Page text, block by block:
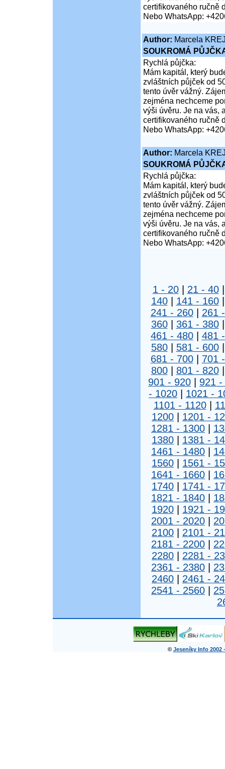
certifikovaného ručně
Nebo WhatsApp:
Author: Marcela
SOUKROMÁ
Rychlá půjčka:
Mám kapitál, který
zvláštních půjček od
tento úvěr vážný.
zejména nechceme
výši úvěru. Je na vás,
certifikovaného ručně
Nebo WhatsApp:
Author: Marcela
SOUKROMÁ
Rychlá půjčka:
Mám kapitál, který
zvláštních půjček od
tento úvěr vážný.
zejména nechceme
výši úvěru. Je na vás,
certifikovaného ručně
Nebo WhatsApp:
1 - 20| 21 - 40
140| 141 - 160
241 - 260| 261
360| 361 - 380
461 - 480| 481
580| 581 - 600
681 - 700| 701
800| 801 - 820
901 - 920
921 -
- 1020
1021 -
1101 - 1120|
1200
1201 -
1281 - 1300
1380
1381 -
1461 - 1480
1560
1561 -
1641 - 1660
1740
1741 -
1821 - 1840
1920
1921 -
2001 - 2020
2100
2101 -
2181 - 2200
2280
2281 -
2361 - 2380
2460
2461 -
2541 - 2560
© Jeseníky Info 2002